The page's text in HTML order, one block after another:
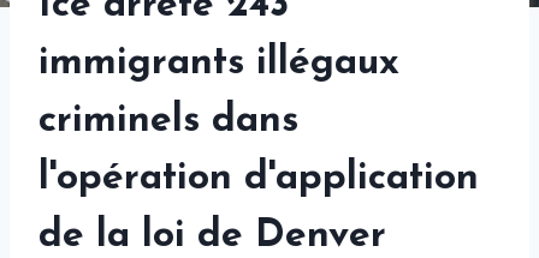
immigrants illégaux
criminels dans
l'opération d'application
de la loi de Denver